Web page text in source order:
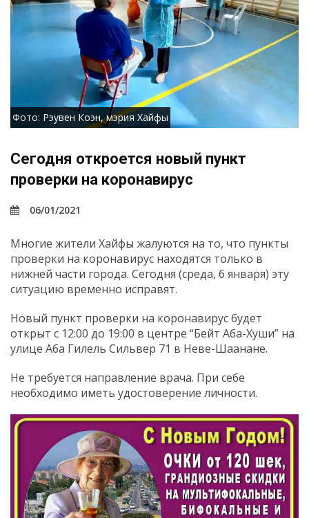
Фото: Рэувен Коэн, мэрия Хайфы
Сегодня откроется новый пункт
проверки на коронавирус
06/01/2021
Многие жители Хайфы жалуются на то, что пункты
проверки на коронавирус находятся только в
нижней части города. Сегодня (среда, 6 января) эту
ситуацию временно исправят.
Новый пункт проверки на коронавирус будет
открыт с 12:00 до 19:00 в центре “Бейт Аба-Хуши” на
улице Аба Гилель Сильвер 71 в Неве-Шаанане.
Не требуется направление врача. При себе
необходимо иметь удостоверение личности.